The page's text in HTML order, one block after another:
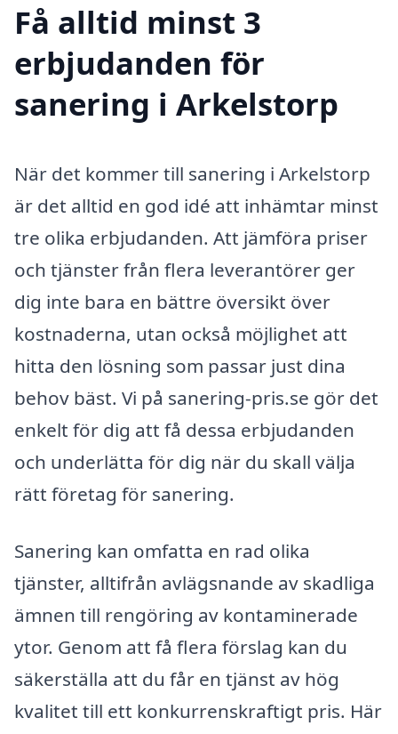
Få alltid minst 3
erbjudanden för
sanering i Arkelstorp
När det kommer till sanering i Arkelstorp
är det alltid en god idé att inhämtar minst
tre olika erbjudanden. Att jämföra priser
och tjänster från flera leverantörer ger
dig inte bara en bättre översikt över
kostnaderna, utan också möjlighet att
hitta den lösning som passar just dina
behov bäst. Vi på sanering-pris.se gör det
enkelt för dig att få dessa erbjudanden
och underlätta för dig när du skall välja
rätt företag för sanering.
Sanering kan omfatta en rad olika
tjänster, alltifrån avlägsnande av skadliga
ämnen till rengöring av kontaminerade
ytor. Genom att få flera förslag kan du
säkerställa att du får en tjänst av hög
kvalitet till ett konkurrenskraftigt pris. Här